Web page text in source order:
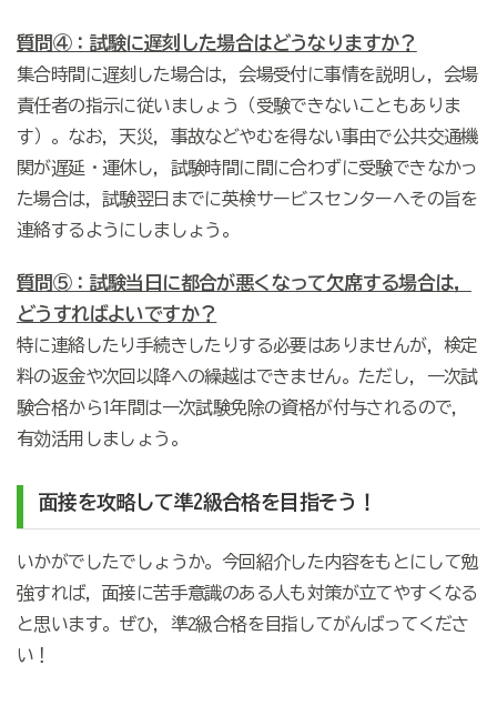
質問④：試験に遅刻した場合はどうなりますか？
集合時間に遅刻した場合は，会場受付に事情を説明し，会場
責任者の指示に従いましょう（受験できないこともありま
す）。なお，天災，事故などやむを得ない事由で公共交通機
関が遅延・運休し，試験時間に間に合わずに受験できなかっ
た場合は，試験翌日までに英検サービスセンターへその旨を
連絡するようにしましょう。
質問⑤：試験当日に都合が悪くなって欠席する場合は，
どうすればよいですか？
特に連絡したり手続きしたりする必要はありませんが，検定
料の返金や次回以降への繰越はできません。ただし，一次試
験合格から1年間は一次試験免除の資格が付与されるので，
有効活用しましょう。
面接を攻略して準2級合格を目指そう！
いかがでしたでしょうか。今回紹介した内容をもとにして勉
強すれば，面接に苦手意識のある人も対策が立てやすくなる
と思います。ぜひ，準2級合格を目指してがんばってくださ
い！